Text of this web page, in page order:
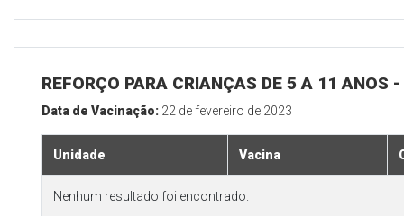
REFORÇO PARA CRIANÇAS DE 5 A 11 ANOS
Data de Vacinação: 22 de fevereiro de 2023
Unidade Vacina
Nenhum resultado foi encontrado.